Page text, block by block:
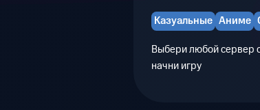
Казуальные Аниме
Выбери любой сервер
начни игру